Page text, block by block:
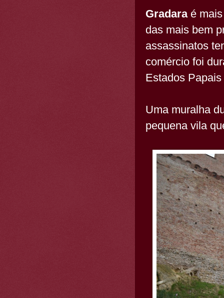
Gradaraé mais
das mais bem
assassinatos
comércio foi
Estados
Uma muralha
pequena vila